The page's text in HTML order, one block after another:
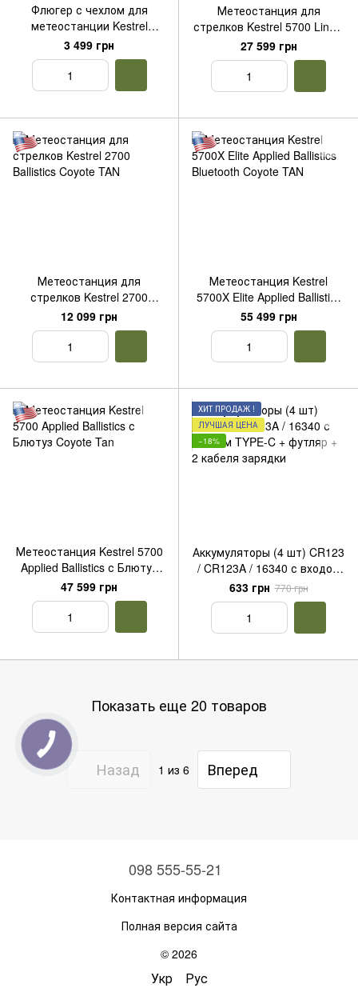
Флюгер с чехлом для
метеостанции Kestrel
Rotating Vane Mount 5000
Series
3 499 грн
Метеостанция для
стрелков Kestrel 5700 Link с
Bluetooth Coyote Tan
27 599 грн
Метеостанция для
стрелков Kestrel 2700
Ballistics Coyote TAN
12 099 грн
Метеостанция Kestrel
5700X Elite Applied Ballistics
Bluetooth Coyote TAN
55 499 грн
Метеостанция Kestrel 5700
Applied Ballistics с Блютуз
Coyote Tan
47 599 грн
ХИТ ПРОДАЖ !
ЛУЧШАЯ ЦЕНА
−18%
Аккумуляторы (4 шт) CR123
/ CR123A / 16340 с входом
TYPE-C + футляр + 2 кабеля
зарядки
633 грн 770 грн
Показать еще 20 товаров
Назад 1 из 6 Вперед
098 555-55-21
Контактная информация
Полная версия сайта
© 2026
Укр Рус